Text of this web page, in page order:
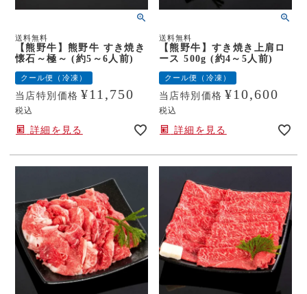
送料無料
【熊野牛】熊野牛 すき焼き
懐石～極～ (約5～6人前)
クール便（冷凍）
当店特別価格 ¥11,750
税込
詳細を見る
送料無料
【熊野牛】すき焼き上肩ロ
ース 500g (約4～5人前)
クール便（冷凍）
当店特別価格 ¥10,600
税込
詳細を見る